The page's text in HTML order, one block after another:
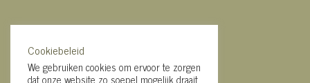
Kapelstraat 1A
Cookiebeleid
We gebruiken cookies om ervoor te zorgen
dat onze website zo soepel mogelijk draait.